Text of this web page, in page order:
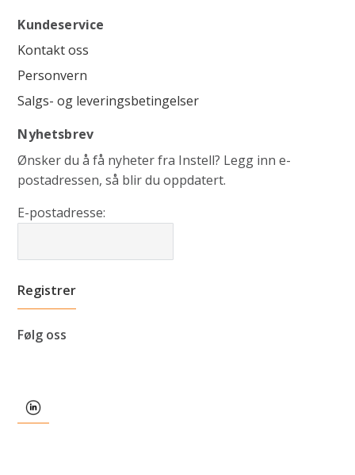
Kundeservice
Kontakt oss
Personvern
Salgs- og leveringsbetingelser
Nyhetsbrev
Ønsker du å få nyheter fra Instell? Legg inn e-
postadressen, så blir du oppdatert.
E-postadresse:
Følg oss